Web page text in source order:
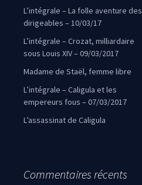
L’intégrale – La folle aventure des
dirigeables – 10/03/17
L’intégrale – Crozat, milliardaire
sous Louis XIV – 09/03/2017
Madame de Staël, femme libre
L’intégrale – Caligula et les
empereurs fous – 07/03/2017
L’assassinat de Caligula
Commentaires récents